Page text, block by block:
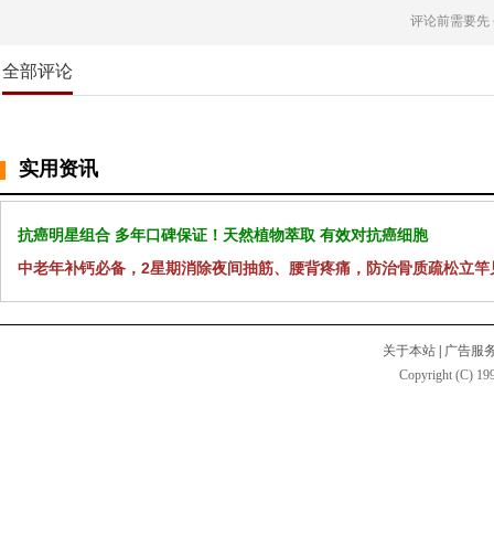
评论前需要先
全部评论
实用资讯
抗癌明星组合 多年口碑保证！天然植物萃取 有效对抗癌细胞
中老年补钙必备，2星期消除夜间抽筋、腰背疼痛，防治骨质疏松立竿
关于本站
广告服
Copyright (C)